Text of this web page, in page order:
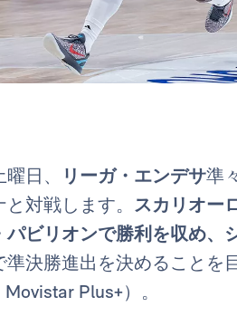
日、 リーガ・エンデサ準
対戦します。 スカリオー
ビリオンで勝利を収め、
準決勝進出を決めることを
Plus+）。